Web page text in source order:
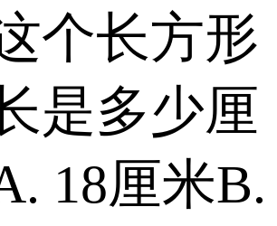
个长方形
是多少厘
18厘米 B.